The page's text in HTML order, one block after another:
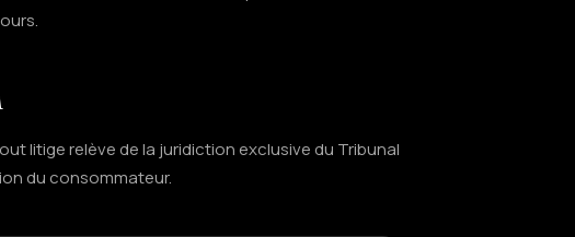
litige relève de la juridiction exclusive du Tribunal
du consommateur.